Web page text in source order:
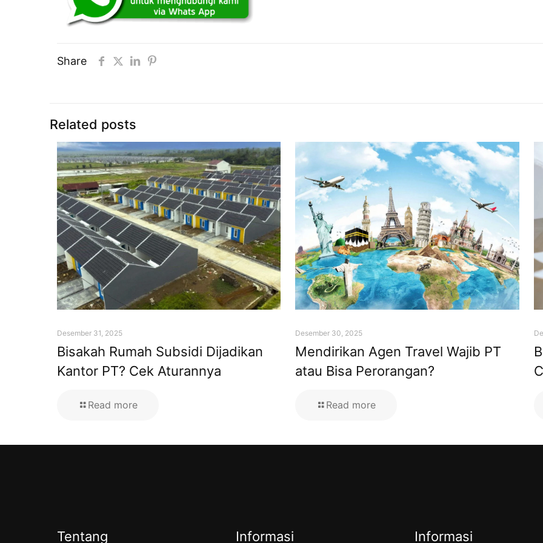
Share
Related posts
Desember 31, 2025
Bisakah Rumah Subsidi Dijadikan
Kantor PT? Cek Aturannya
Read more
Desember 30, 2025
Mendirikan Agen Travel Wajib PT
atau Bisa Perorangan?
Read more
Tentang Informasi Informasi